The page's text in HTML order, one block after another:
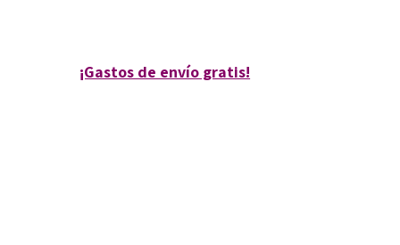
¡Gastos de envío gratis!